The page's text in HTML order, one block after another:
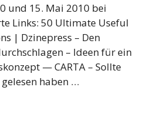
und 15. Mai 2010 bei
Links: 50 Ultimate Useful
| Dzinepress – Den
– Ideen für ein
— CARTA – Sollte
haben …